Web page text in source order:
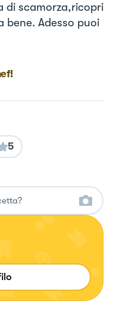
di scamorza,ricopri
bene. Adesso puoi
5